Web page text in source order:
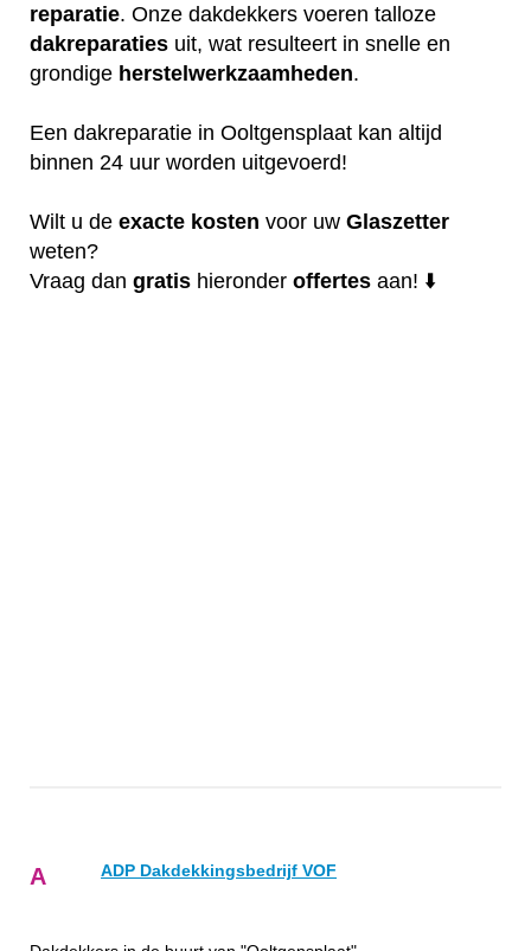
reparatie. Onze dakdekkers voeren talloze
dakreparaties uit, wat resulteert in snelle en
grondige herstelwerkzaamheden.
Een dakreparatie in Ooltgensplaat kan altijd
binnen 24 uur worden uitgevoerd!
Wilt u de exacte kosten voor uw Glaszetter
weten?
Vraag dan gratis hieronder offertes aan! ⬇️
A ADP Dakdekkingsbedrijf VOF